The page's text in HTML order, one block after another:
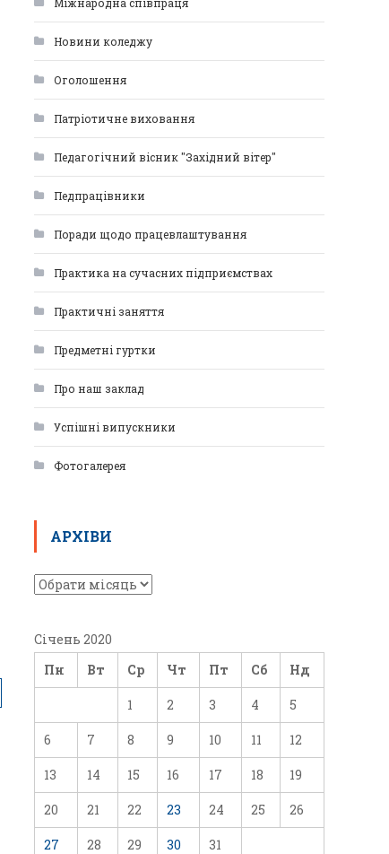
Новини коледжу
Оголошення
Патріотичне виховання
Педагогічний вісник "Західний вітер"
Педпрацівники
Поради щодо працевлаштування
Практика на сучасних підприємствах
Практичні заняття
Предметні гуртки
Про наш заклад
Успішні випускники
Фотогалерея
АРХІВИ
Січень 2020
Пн
Вт Ср Чт Пт Сб Нд
1 2 3 4 5
6 7 8 9 10 11 12
13 14 15 16 17 18 19
20 21 22 23 24 25 26
27 28 29 30 31